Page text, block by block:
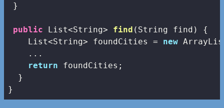
}
public List<String> find (String find)
{
    List<String> foundCities =
new
    ...
return foundCities;
  }
}